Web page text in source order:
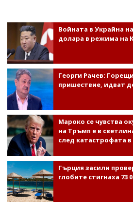
Войната в Украйна
долара в режима на
Георги Рачев:
пришествие, идват
Мароко се чувства
на Тръмп е в
след катастрофата в
Гърция засили
глобите стигнаха 73